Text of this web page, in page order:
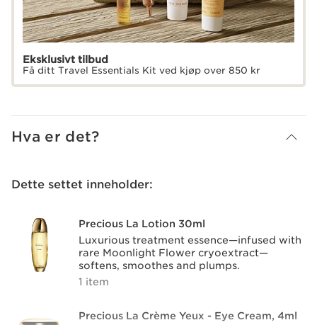
Eksklusivt tilbud
Få ditt Travel Essentials Kit ved kjøp over 850 kr
Hva er det?
Dette settet inneholder:
Precious La Lotion 30ml
Luxurious treatment essence—infused with
rare Moonlight Flower cryoextract—
softens, smoothes and plumps.
1 item
Precious La Crème Yeux - Eye Cream, 4ml